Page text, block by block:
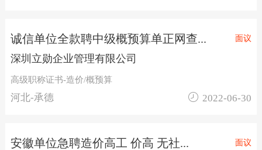
诚信单位全款聘中级概预算单正网查... 面议
深圳立勋企业管理有限公司
高级职称证书-造价/概预算
河北-承德  2022-06-30
安徽单位急聘造价高工 价高 无社... 面议